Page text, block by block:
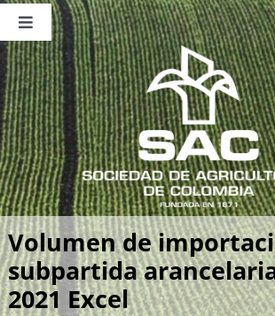
Saltar
contenido
Toggle
Navigation
Nosotros
Publicaciones
Sala de Prensa
Eventos
Volumen de
subpartida
2021 Excel